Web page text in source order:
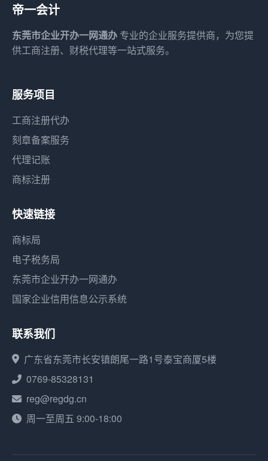
帝一会计
东莞市企业开办一网通办 专业的企业服务提供商，为您提
供工商注册、财税代理等一站式服务。
服务项目
工商注册代办
刻章备案服务
代理记账
商标注册
快速链接
商标局
电子税务局
东莞市企业开办一网通办
国家企业信用信息公示系统
联系我们
广东省东莞市长安镇朗尾一路1号泰宝商厦5楼
0769-85328131
reg@regdg.cn
周一至周五 9:00-18:00